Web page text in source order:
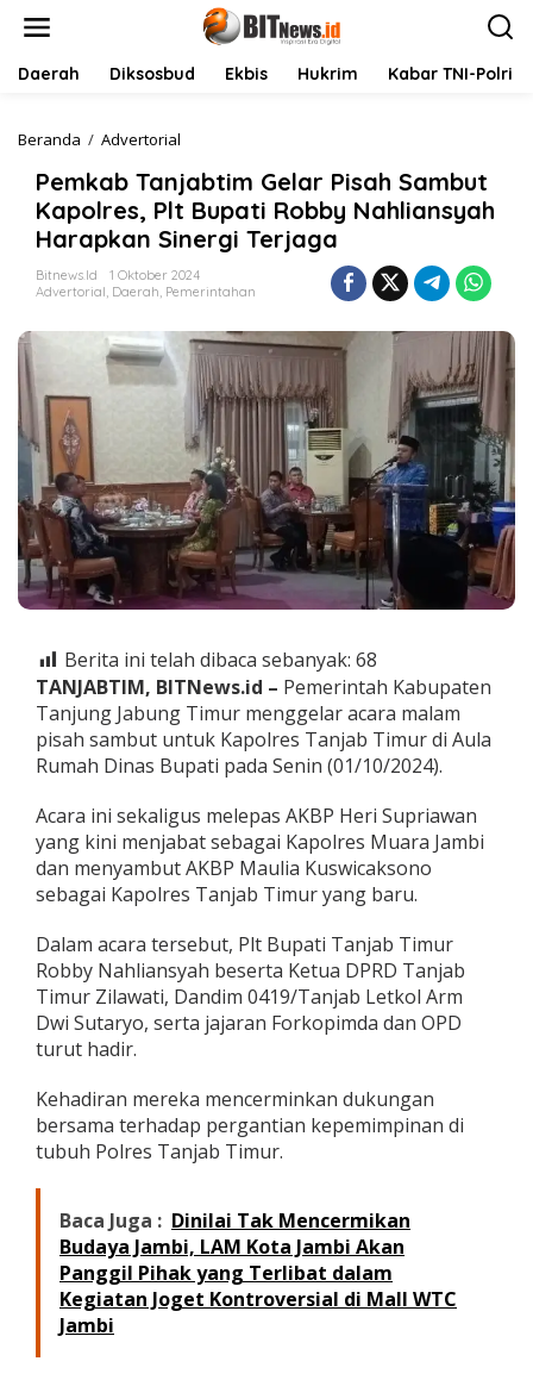
Daerah Diksosbud Ekbis Hukrim Kabar TNI-Polri
Beranda / Advertorial
m
k
a
b
T
a
j
b
t
m
G
e
l
a
r
P
i
s
h
S
a
m
b
u
a
p
o
l
s
,
P
l
p
a
t
o
b
b
y
N
Pemkab Tanjabtim Gelar Pisah Sambut
Kapolres, Plt Bupati Robby Nahliansyah
Harapkan Sinergi Terjaga
Bitnews.id
1 Oktober 2024
Advertorial, Daerah, Pemerintahan
Berita ini telah dibaca sebanyak: 68
TANJABTIM, BITNews.id – Pemerintah Kabupaten
Tanjung Jabung Timur menggelar acara malam
pisah sambut untuk Kapolres Tanjab Timur di Aula
Rumah Dinas Bupati pada Senin (01/10/2024).
Acara ini sekaligus melepas AKBP Heri Supriawan
yang kini menjabat sebagai Kapolres Muara Jambi
dan menyambut AKBP Maulia Kuswicaksono
sebagai Kapolres Tanjab Timur yang baru.
Dalam acara tersebut, Plt Bupati Tanjab Timur
Robby Nahliansyah beserta Ketua DPRD Tanjab
Timur Zilawati, Dandim 0419/Tanjab Letkol Arm
Dwi Sutaryo, serta jajaran Forkopimda dan OPD
turut hadir.
Kehadiran mereka mencerminkan dukungan
bersama terhadap pergantian kepemimpinan di
tubuh Polres Tanjab Timur.
Baca Juga : Dinilai Tak Mencermikan
Budaya Jambi, LAM Kota Jambi Akan
Panggil Pihak yang Terlibat dalam
Kegiatan Joget Kontroversial di Mall WTC
Jambi